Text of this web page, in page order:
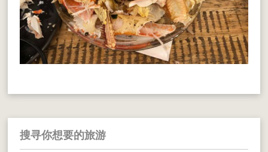
搜寻你想要的旅游